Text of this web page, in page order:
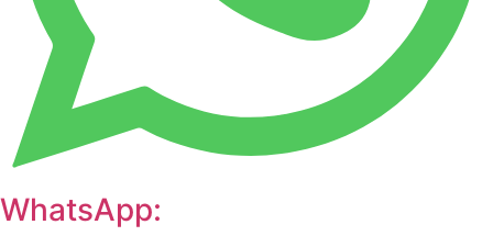
WhatsApp: